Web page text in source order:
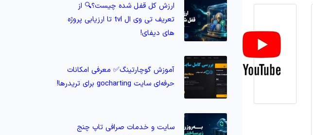
ارزش کل قفل شده چیست؟🔍 از
تعریف تی وی ال tvl تا ارزیابی پروژه‌
های دیفای!
آموزش گوچارتینگ✅ معرفی امکانات
حرفه‌ای سایت gocharting برای تریدرها!
سایت و خدمات صرافی تاپ‌ چنج